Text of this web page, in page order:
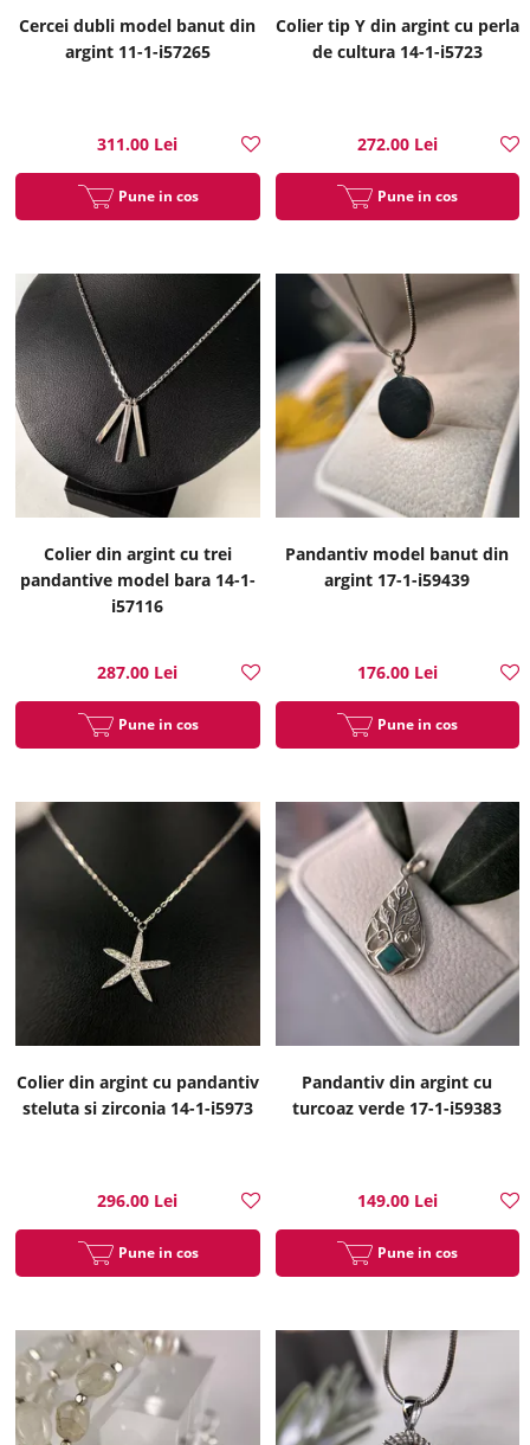
Cercei dubli model banut din
argint 11-1-i57265
311.00 Lei
Pune in cos
Colier tip Y din argint cu perla
de cultura 14-1-i5723
272.00 Lei
Pune in cos
Colier din argint cu trei
pandantive model bara 14-1-
i57116
287.00 Lei
Pune in cos
Pandantiv model banut din
argint 17-1-i59439
176.00 Lei
Pune in cos
Colier din argint cu pandantiv
steluta si zirconia 14-1-i5973
296.00 Lei
Pune in cos
Pandantiv din argint cu
turcoaz verde 17-1-i59383
149.00 Lei
Pune in cos